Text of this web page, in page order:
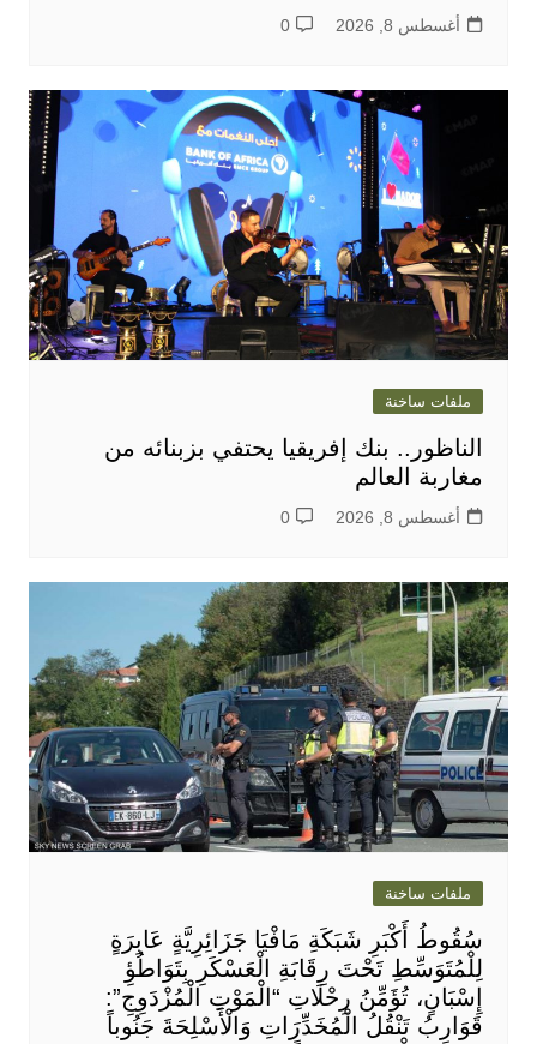
أغسطس 8, 2026 0
ملفات ساخنة
الناظور.. بنك إفريقيا يحتفي بزبنائه من
مغاربة العالم
أغسطس 8, 2026 0
ملفات ساخنة
سُقُوطُ أَكْبَرِ شَبَكَةِ مَافْيَا جَزَائِرِيَّةٍ عَابِرَةٍ
لِلْمُتَوَسِّطِ تَحْتَ رِقَابَةِ الْعَسْكَرِ بِتَوَاطُؤِ
إِسْبَانٍ، تُؤَمِّنُ رِحْلَاتِ “الْمَوْتِ الْمُزْدَوِجِ”:
قَوَارِبُ تَنْقُلُ الْمُخَدِّرَاتِ وَالْأَسْلِحَةَ جَنُوباً